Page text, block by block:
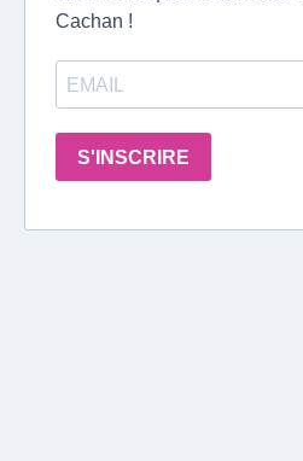
Cachan !
S'INSCRIRE